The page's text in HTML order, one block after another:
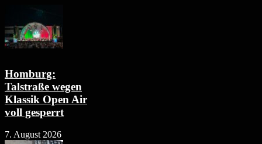
Homburg:
Talstraße wegen
Klassik Open Air
voll gesperrt
7. August 2026